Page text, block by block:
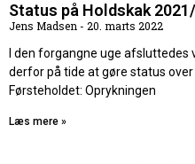
Status på Holdskak
Jens Madsen
20. marts 2022
I den forgangne uge
derfor på tide at gøre status
Førsteholdet: Oprykningen
Læs mere »